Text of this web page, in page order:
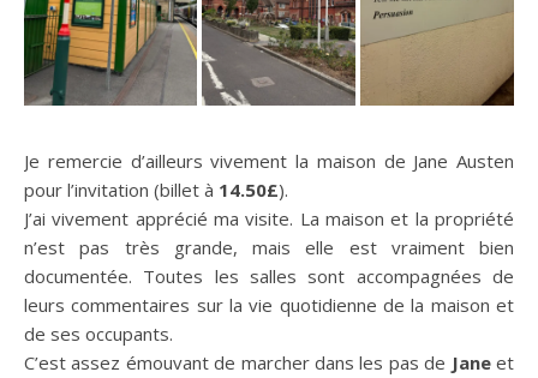
Je remercie d’ailleurs vivement la maison de Jane Austen
pour l’invitation (billet à 14.50£).
J’ai vivement apprécié ma visite. La maison et la propriété
n’est pas très grande, mais elle est vraiment bien
documentée. Toutes les salles sont accompagnées de
leurs commentaires sur la vie quotidienne de la maison et
de ses occupants.
C’est assez émouvant de marcher dans les pas de Janeet